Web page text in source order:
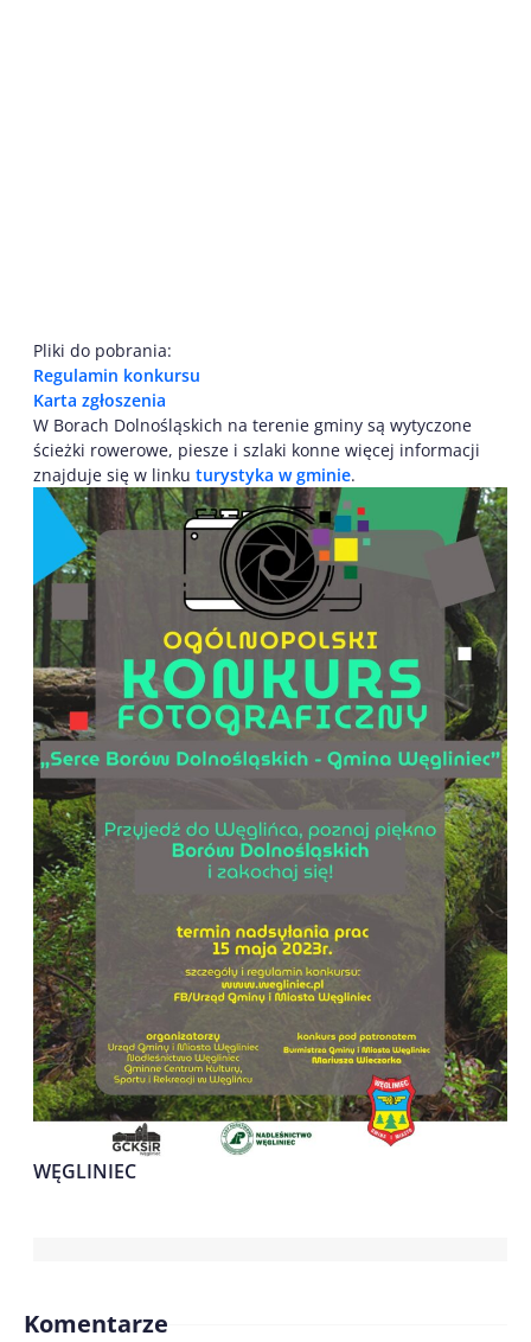
Pliki do pobrania:
Regulamin konkursu
Karta zgłoszenia
W Borach Dolnośląskich na terenie gminy są wytyczone
ścieżki rowerowe, piesze i szlaki konne więcej informacji
znajduje się w linku turystyka w gminie.
WĘGLINIEC
Komentarze